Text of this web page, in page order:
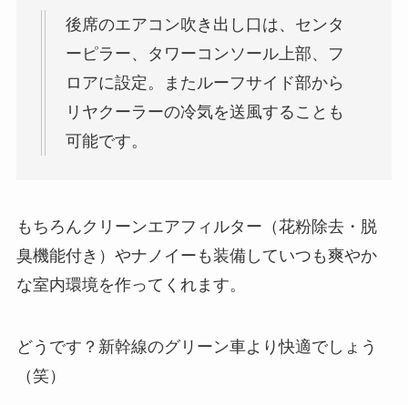
後席のエアコン吹き出し口は、センタ
ーピラー、タワーコンソール上部、フ
ロアに設定。またルーフサイド部から
リヤクーラーの冷気を送風することも
可能です。
もちろんクリーンエアフィルター（花粉除去・脱
臭機能付き）やナノイーも装備していつも爽やか
な室内環境を作ってくれます。
どうです？新幹線のグリーン車より快適でしょう
（笑）